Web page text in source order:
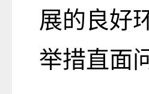
展的良好
举措直面